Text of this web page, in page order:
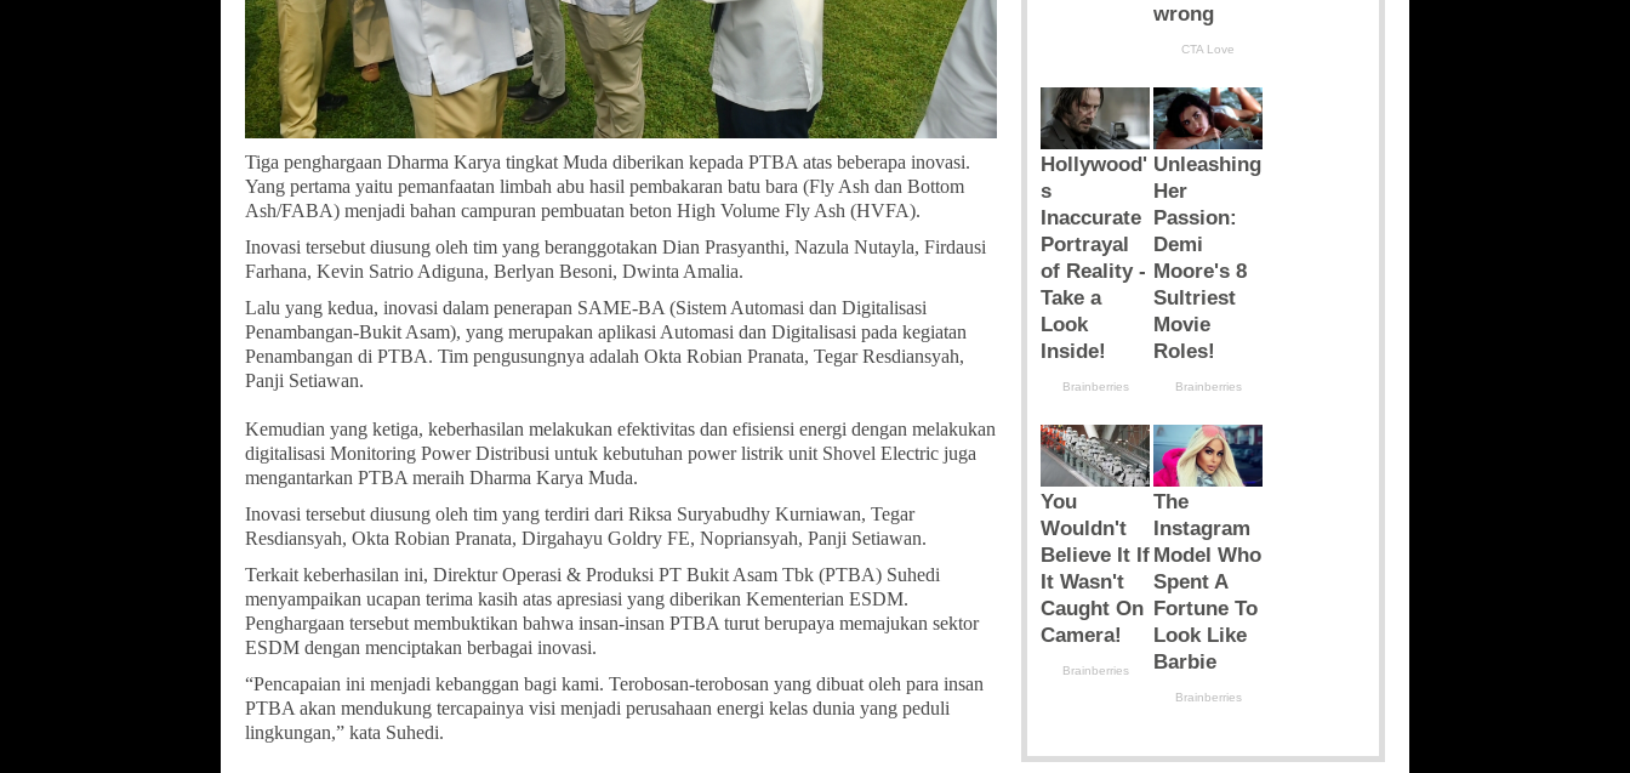
Tiga penghargaan Dharma Karya tingkat Muda diberikan kepada PTBA atas beberapa inovasi.
Yang pertama yaitu pemanfaatan limbah abu hasil pembakaran batu bara (Fly Ash dan Bottom
Ash/FABA) menjadi bahan campuran pembuatan beton High Volume Fly Ash (HVFA).
Inovasi tersebut diusung oleh tim yang beranggotakan Dian Prasyanthi, Nazula Nutayla, Firdausi
Farhana, Kevin Satrio Adiguna, Berlyan Besoni, Dwinta Amalia.
Lalu yang kedua, inovasi dalam penerapan SAME-BA (Sistem Automasi dan Digitalisasi
Penambangan-Bukit Asam), yang merupakan aplikasi Automasi dan Digitalisasi pada kegiatan
Penambangan di PTBA. Tim pengusungnya adalah Okta Robian Pranata, Tegar Resdiansyah,
Panji Setiawan.
Kemudian yang ketiga, keberhasilan melakukan efektivitas dan efisiensi energi dengan melakukan
digitalisasi Monitoring Power Distribusi untuk kebutuhan power listrik unit Shovel Electric juga
mengantarkan PTBA meraih Dharma Karya Muda.
Inovasi tersebut diusung oleh tim yang terdiri dari Riksa Suryabudhy Kurniawan, Tegar
Resdiansyah, Okta Robian Pranata, Dirgahayu Goldry FE, Nopriansyah, Panji Setiawan.
Terkait keberhasilan ini, Direktur Operasi & Produksi PT Bukit Asam Tbk (PTBA) Suhedi
menyampaikan ucapan terima kasih atas apresiasi yang diberikan Kementerian ESDM.
Penghargaan tersebut membuktikan bahwa insan-insan PTBA turut berupaya memajukan sektor
ESDM dengan menciptakan berbagai inovasi.
“Pencapaian ini menjadi kebanggan bagi kami. Terobosan-terobosan yang dibuat oleh para insan
PTBA akan mendukung tercapainya visi menjadi perusahaan energi kelas dunia yang peduli
lingkungan,” kata Suhedi.